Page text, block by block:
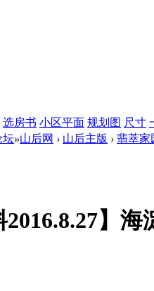
选房书 小区平面 规划图 尺寸
坛»山后网 › 山后主版 › 翡萃家
2016.8.27】